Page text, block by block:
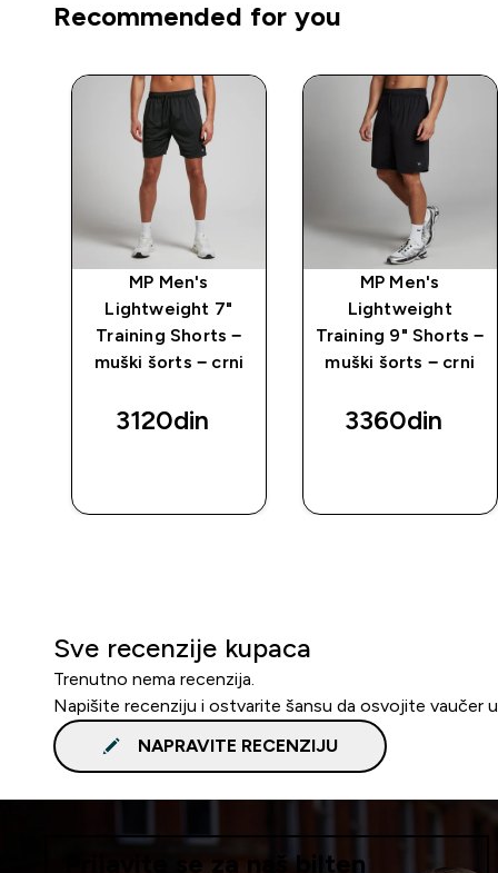
Recommended for you
MP Men's
Lightweight 7"
Training Shorts −
muški šorts − crni
3120din‎
MP Men's
Lightweight
Training 9" Shorts −
muški šorts − crni
3360din‎
Sve recenzije kupaca
Trenutno nema recenzija.
Napišite recenziju i ostvarite šansu da osvojite vaučer
NAPRAVITE RECENZIJU
Prijavite se za naš bilten